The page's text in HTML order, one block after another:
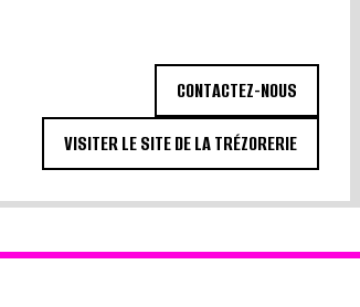
CONTACTEZ-NOUS
VISITER LE SITE DE LA TRÉZORERIE